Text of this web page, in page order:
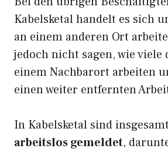
Kabelsketal handelt es sich
an einem anderen Ort
jedoch nicht sagen, wie viele
einem Nachbarort arbeiten
einen weiter entfernten
In Kabelsketal sind insgesamt
arbeitslos gemeldet,